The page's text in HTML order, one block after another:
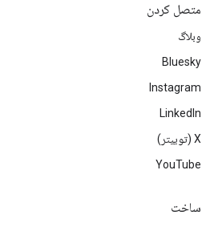
متصل کردن
وبلاگ
Bluesky
Instagram
LinkedIn
‫X (توییتر)
YouTube
ساخت